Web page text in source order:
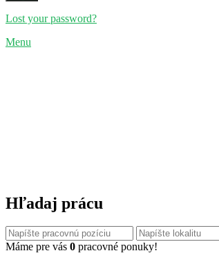
Lost your password?
Menu
Hľadaj prácu
Máme pre vás 0 pracovné ponuky!